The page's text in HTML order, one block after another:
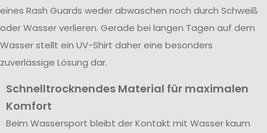
eines Rash Guards weder abwaschen noch durch Schweiß
oder Wasser verlieren. Gerade bei langen Tagen auf dem
Wasser stellt ein UV-Shirt daher eine besonders
zuverlässige Lösung dar.
Schnelltrocknendes Material für maximalen
Komfort
Beim Wassersport bleibt der Kontakt mit Wasser kaum